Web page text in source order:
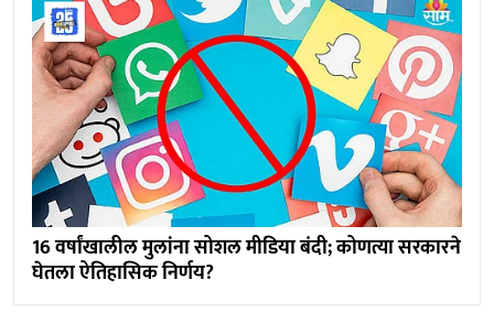
16 वर्षांखालील मुलांना सोशल मीडिया बंदी; कोणत्या सरकारने
घेतला ऐतिहासिक निर्णय?